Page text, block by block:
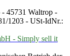
45731 Waltrop -
1203 - USt-IdNr.:
- Simply sell it